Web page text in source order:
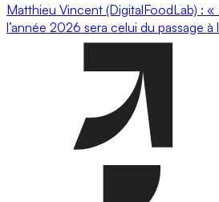
Matthieu Vincent (DigitalFoodLab) :
l’année 2026 sera celui du passage à